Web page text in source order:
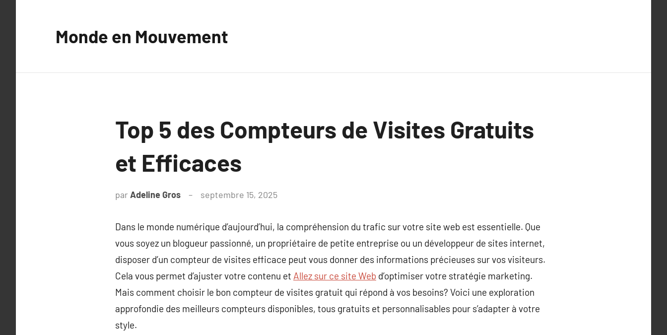
Monde en Mouvement
Top 5 des Compteurs de Visites Gratuits
et Efficaces
par Adeline Gros septembre 15, 2025
Dans le monde numérique d’aujourd’hui, la compréhension du trafic sur votre site web est essentielle. Que
vous soyez un blogueur passionné, un propriétaire de petite entreprise ou un développeur de sites internet,
disposer d’un compteur de visites efficace peut vous donner des informations précieuses sur vos visiteurs.
Cela vous permet d’ajuster votre contenu et Allez sur ce site Web d’optimiser votre stratégie marketing.
Mais comment choisir le bon compteur de visites gratuit qui répond à vos besoins? Voici une exploration
approfondie des meilleurs compteurs disponibles, tous gratuits et personnalisables pour s’adapter à votre
style.